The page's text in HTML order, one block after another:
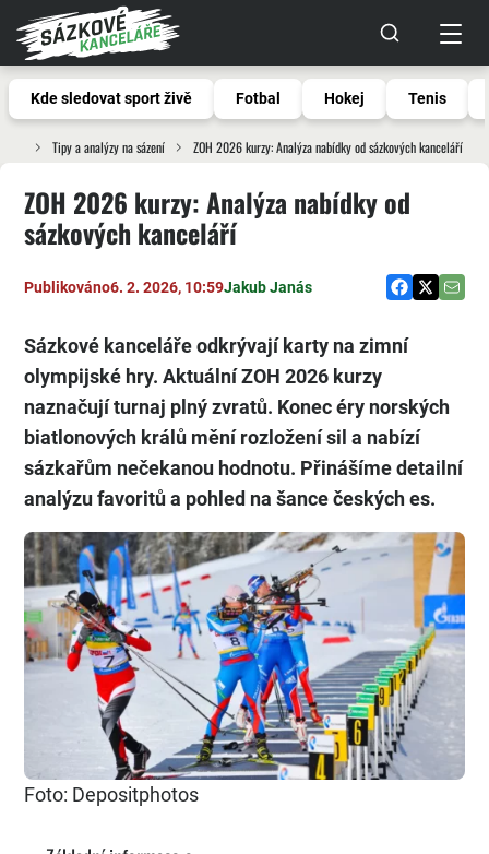
Kde sledovat sport živě Fotbal Hokej Tenis
Tipy a analýzy na sázení ZOH 2026 kurzy: Analýza nabídky od sázkových kanceláří
ZOH 2026 kurzy: Analýza nabídky od
sázkových kanceláří
Publikováno6. 2. 2026, 10:59Jakub Janás
Sázkové kanceláře odkrývají karty na zimní
olympijské hry. Aktuální ZOH 2026 kurzy
naznačují turnaj plný zvratů. Konec éry norských
biatlonových králů mění rozložení sil a nabízí
sázkařům nečekanou hodnotu. Přinášíme detailní
analýzu favoritů a pohled na šance českých es.
Foto: Depositphotos